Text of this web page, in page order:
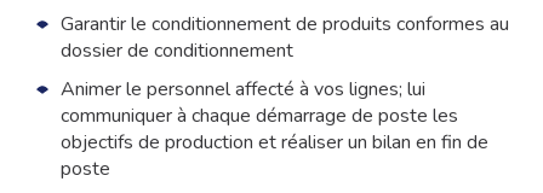
Garantir le conditionnement de produits conformes au
dossier de conditionnement
Animer le personnel affecté à vos lignes; lui
communiquer à chaque démarrage de poste les
objectifs de production et réaliser un bilan en fin de
poste